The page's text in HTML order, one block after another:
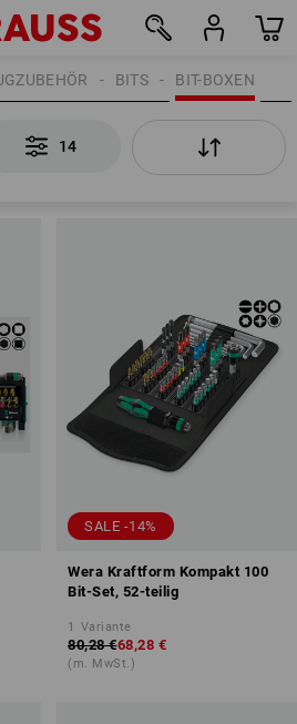
BIT-BOXEN
BITS
14
SALE -14%
Wera Kraftform Kompakt 100
Bit-Set, 52-teilig
1 Variante
80,28 €68,28 €
(m. MwSt.)